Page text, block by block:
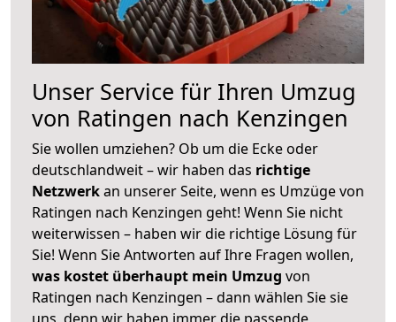
Unser Service für Ihren Umzug
von Ratingen nach Kenzingen
Sie wollen umziehen? Ob um die Ecke oder
deutschlandweit – wir haben das richtige
Netzwerkan unserer Seite, wenn es Umzüge von
Ratingen nach Kenzingen geht! Wenn Sie nicht
weiterwissen – haben wir die richtige Lösung für
Sie! Wenn Sie Antworten auf Ihre Fragen wollen,
was kostet überhaupt mein Umzug von
Ratingen nach Kenzingen – dann wählen Sie sie